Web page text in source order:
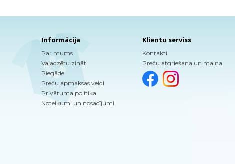
Informācija
Par mums
Vajadzētu zināt
Piegāde
Preču apmaksas veidi
Privātuma politika
Noteikumi un nosacījumi
Klientu serviss
Kontakti
Preču atgriešana un maiņa